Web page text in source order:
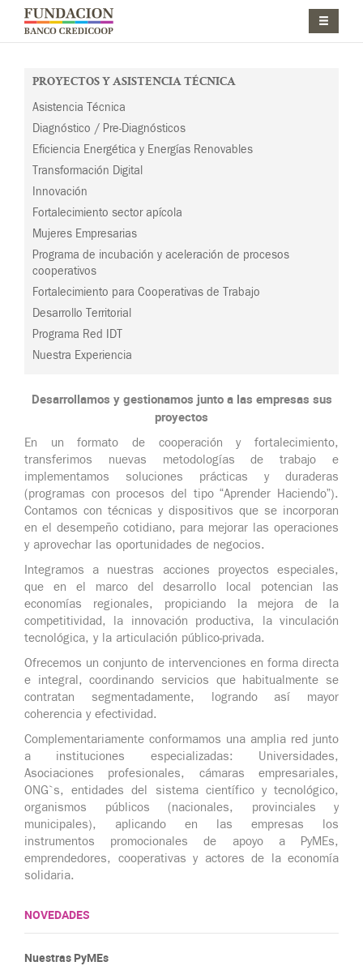
Pasar al contenido principal
Jump to main content
PROYECTOS Y ASISTENCIA TÉCNICA
Asistencia Técnica
Diagnóstico / Pre-Diagnósticos
Eficiencia Energética y Energías Renovables
Transformación Digital
Innovación
Fortalecimiento sector apícola
Mujeres Empresarias
Programa de incubación y aceleración de procesos
cooperativos
Fortalecimiento para Cooperativas de Trabajo
Desarrollo Territorial
Programa Red IDT
Nuestra Experiencia
Desarrollamos y gestionamos junto a las empresas sus
proyectos
En un formato de cooperación y fortalecimiento,
transferimos nuevas metodologías de trabajo e
implementamos soluciones prácticas y duraderas
(programas con procesos del tipo “Aprender Haciendo”).
Contamos con técnicas y dispositivos que se incorporan
en el desempeño cotidiano, para mejorar las operaciones
y aprovechar las oportunidades de negocios.
Integramos a nuestras acciones proyectos especiales,
que en el marco del desarrollo local potencian las
economías regionales, propiciando la mejora de la
competitividad, la innovación productiva, la vinculación
tecnológica, y la articulación público-privada.
Ofrecemos un conjunto de intervenciones en forma directa
e integral, coordinando servicios que habitualmente se
contratan segmentadamente, logrando así mayor
coherencia y efectividad.
Complementariamente conformamos una amplia red junto
a instituciones especializadas: Universidades,
Asociaciones profesionales, cámaras empresariales,
ONG`s, entidades del sistema científico y tecnológico,
organismos públicos (nacionales, provinciales y
municipales), aplicando en las empresas los
instrumentos promocionales de apoyo a PyMEs,
emprendedores, cooperativas y actores de la economía
solidaria.​
NOVEDADES
Nuestras PyMEs